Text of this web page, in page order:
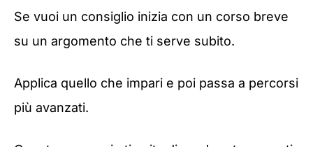
Se vuoi un consiglio inizia con un corso breve
su un argomento che ti serve subito.
Applica quello che impari e poi passa a percorsi
più avanzati.